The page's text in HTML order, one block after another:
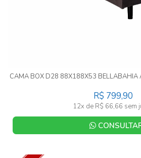
CAMA BOX D28 88X188X53 BELLABAHIA
R$ 799,90
12x de R$ 66,66 sem